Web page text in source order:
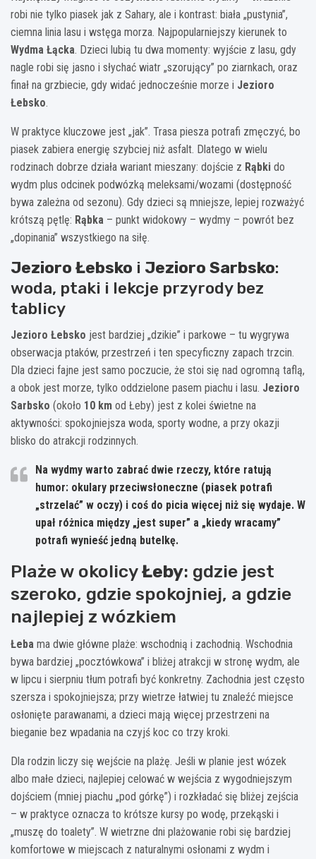
robi nie tylko piasek jak z Sahary, ale i kontrast: biała „pustynia”,
ciemna linia lasu i wstęga morza. Najpopularniejszy kierunek to
Wydma Łącka. Dzieci lubią tu dwa momenty: wyjście z lasu, gdy
nagle robi się jasno i słychać wiatr „szorujący” po ziarnkach, oraz
finał na grzbiecie, gdy widać jednocześnie morze i Jezioro
Łebsko.
W praktyce kluczowe jest „jak”. Trasa piesza potrafi zmęczyć, bo
piasek zabiera energię szybciej niż asfalt. Dlatego w wielu
rodzinach dobrze działa wariant mieszany: dojście z Rąbki do
wydm plus odcinek podwózką meleksami/wozami (dostępność
bywa zależna od sezonu). Gdy dzieci są mniejsze, lepiej rozważyć
krótszą pętlę: Rąbka – punkt widokowy – wydmy – powrót bez
„dopinania” wszystkiego na siłę.
Jezioro Łebsko i Jezioro Sarbsko:
woda, ptaki i lekcje przyrody bez
tablicy
Jezioro Łebsko jest bardziej „dzikie” i parkowe – tu wygrywa
obserwacja ptaków, przestrzeń i ten specyficzny zapach trzcin.
Dla dzieci fajne jest samo poczucie, że stoi się nad ogromną taflą,
a obok jest morze, tylko oddzielone pasem piachu i lasu. Jezioro
Sarbsko (około 10 km od Łeby) jest z kolei świetne na
aktywności: spokojniejsza woda, sporty wodne, a przy okazji
blisko do atrakcji rodzinnych.
Na wydmy warto zabrać dwie rzeczy, które ratują
humor: okulary przeciwsłoneczne (piasek potrafi
„strzelać” w oczy) i coś do picia więcej niż się wydaje. W
upał różnica między „jest super” a „kiedy wracamy”
potrafi wynieść jedną butelkę.
Plaże w okolicyŁeby: gdzie jest
szeroko, gdzie spokojniej, a gdzie
najlepiej z wózkiem
Łeba ma dwie główne plaże: wschodnią i zachodnią. Wschodnia
bywa bardziej „pocztówkowa” i bliżej atrakcji w stronę wydm, ale
w lipcu i sierpniu tłum potrafi być konkretny. Zachodnia jest często
szersza i spokojniejsza; przy wietrze łatwiej tu znaleźć miejsce
osłonięte parawanami, a dzieci mają więcej przestrzeni na
bieganie bez wpadania na czyjś koc co trzy kroki.
Dla rodzin liczy się wejście na plażę. Jeśli w planie jest wózek
albo małe dzieci, najlepiej celować w wejścia z wygodniejszym
dojściem (mniej piachu „pod górkę”) i rozkładać się bliżej zejścia
– w praktyce oznacza to krótsze kursy po wodę, przekąski i
„muszę do toalety”. W wietrzne dni plażowanie robi się bardziej
komfortowe w miejscach z naturalnymi osłonami z wydm i